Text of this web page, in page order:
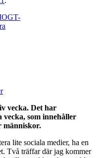
vecka. Det har
som innehåller
människor.
lite sociala medier, ha en
Två träffar där jag kommer